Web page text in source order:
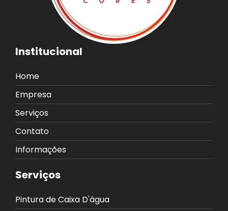
Institucional
Home
Empresa
Serviços
Contato
Informações
Serviços
Pintura de Caixa D'água